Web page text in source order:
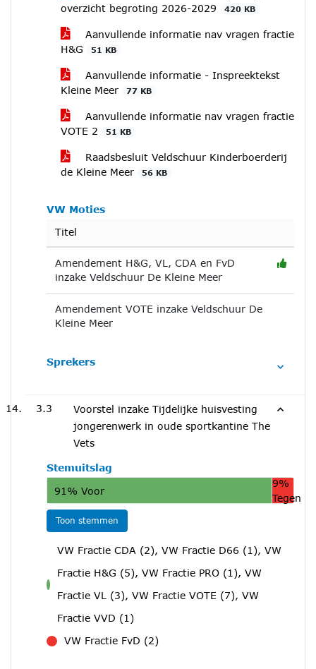
overzicht begroting 2026-2029
420 KB
Aanvullende informatie nav vragen fractie
H&G
51 KB
Aanvullende informatie - Inspreektekst
Kleine Meer
77 KB
Aanvullende informatie nav vragen fractie
VOTE 2
51 KB
Raadsbesluit Veldschuur Kinderboerderij
de Kleine Meer
56 KB
VW Moties
Titel
Amendement H&G, VL, CDA en FvD
inzake Veldschuur De Kleine Meer
Amendement VOTE inzake Veldschuur De
Kleine Meer
Sprekers
3.3
Voorstel inzake Tijdelijke huisvesting
jongerenwerk in oude sportkantine The
Vets
Stemuitslag
91% Voor
9%
Tegen
Toon stemmen
voor
VW Fractie CDA (2), VW Fractie D66 (1), VW
Fractie H&G (5), VW Fractie PRO (1), VW
Fractie VL (3), VW Fractie VOTE (7), VW
Fractie VVD (1)
VW Fractie FvD (2)